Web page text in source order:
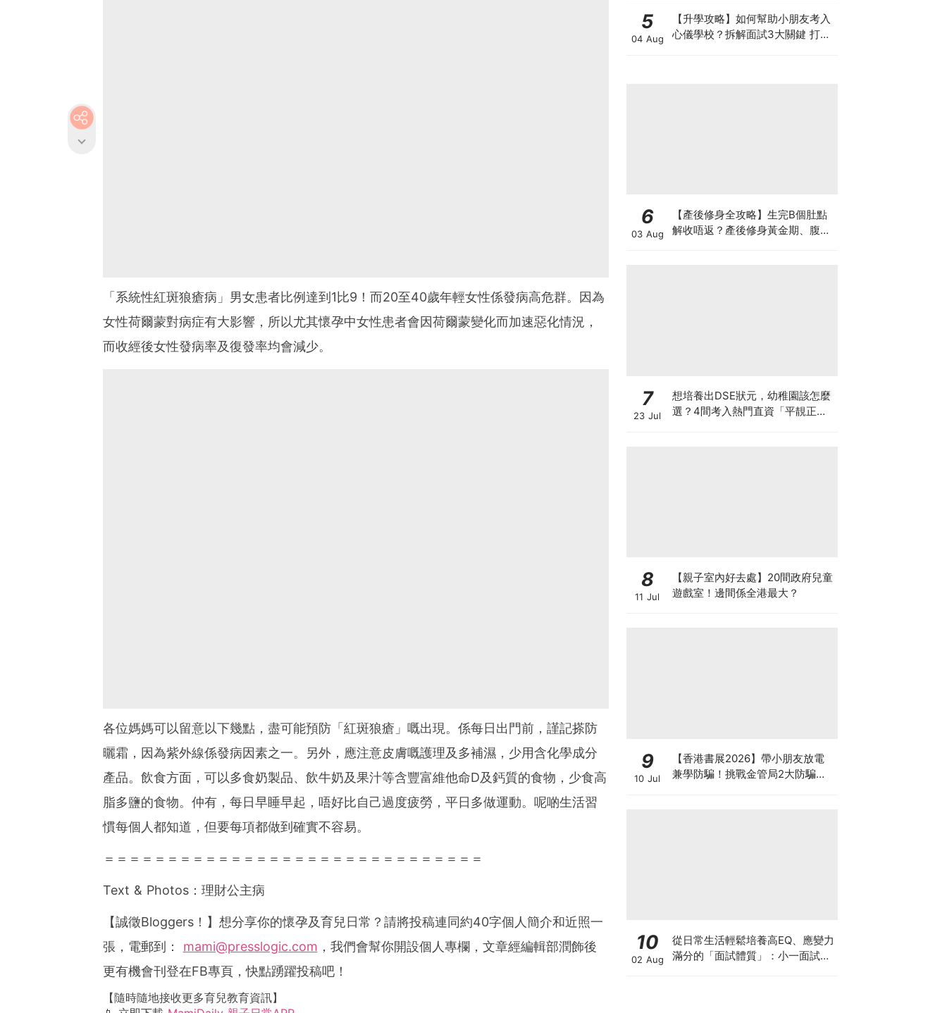
「系統性紅斑狼瘡病」男女患者比例達到1比9！而20至40歲年輕女性係發病高危群。因為
女性荷爾蒙對病症有大影響，所以尤其懷孕中女性患者會因荷爾蒙變化而加速惡化情況，
而收經後女性發病率及復發率均會減少。
各位媽媽可以留意以下幾點，盡可能預防「紅斑狼瘡」嘅出現。係每日出門前，謹記搽防
曬霜，因為紫外線係發病因素之一。另外，應注意皮膚嘅護理及多補濕，少用含化學成分
產品。飲食方面，可以多食奶製品、飲牛奶及果汁等含豐富維他命D及鈣質的食物，少食高
脂多鹽的食物。仲有，每日早睡早起，唔好比自己過度疲勞，平日多做運動。呢啲生活習
慣每個人都知道，但要每項都做到確實不容易。
＝＝＝＝＝＝＝＝＝＝＝＝＝＝＝＝＝＝＝＝＝＝＝＝＝＝＝＝＝＝
Text & Photos：理財公主病
【誠徵Bloggers！】想分享你的懷孕及育兒日常？請將投稿連同約40字個人簡介和近照一
張，電郵到：
mami@presslogic.com ，我們會幫你開設個人專欄，文章經編輯部潤飾後
更有機會刊登在FB專頁，快點踴躍投稿吧！
【隨時隨地接收更多育兒教育資訊】
5
04 Aug
【升學攻略】如何幫助小朋友考入
心儀學校？拆解面試3大關鍵 打好
6
03 Aug
【產後修身全攻略】生完B個肚點
解收唔返？產後修身黃金期、腹直
7
23 Jul
想培養出DSE狀元，幼稚園該怎麼
選？4間考入熱門直資「平靚正」
8
11 Jul
【親子室內好去處】20間政府兒童
遊戲室！邊間係全港最大？
9
10 Jul
【香港書展2026】帶小朋友放電
兼學防騙！挑戰金管局2大防騙遊
10
02 Aug
從日常生活輕鬆培養高EQ、應變力
滿分的「面試體質」：小一面試最